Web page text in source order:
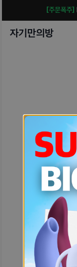
[주문폭주]
자기만의방